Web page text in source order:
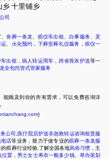
乡 十里铺乡
司
、丧葬一条龙 殡仪车出租 、白事服务
灵
运 火化预约 ， 下葬安葬礼仪服务 ， 殡仪一
车出租 ， 病人转运用车 ， 跨省骨灰护送等一
全包托管式管家服务
能顾及到你的所有需求，可以免费咨询详
)
公司 医疗院后护送非急救转运咨询租赁服
话等业务，致力于做专业的殡葬一条龙服
的殡葬行业经验,了解全国各地风俗习惯 ，主
位置 ， 男士女士寿衣一般多少钱、 举办策划